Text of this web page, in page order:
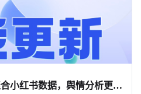
炼丹炉功能更新｜高度聚合小红书数据，舆情分析更简单！